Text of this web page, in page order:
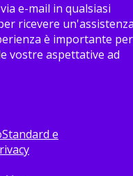
e-mail in qualsiasi
ricevere
è importante per
vostre aspettative ad
Standard e